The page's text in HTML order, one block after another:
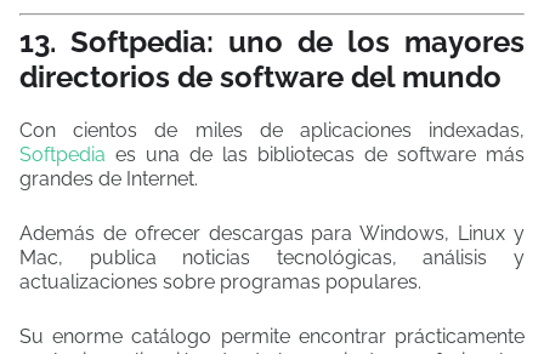
13. Softpedia: uno de los mayores
directorios de software del mundo
Con cientos de miles de aplicaciones indexadas,
Softpedia es una de las bibliotecas de software más
grandes de Internet.
Además de ofrecer descargas para Windows, Linux y
Mac, publica noticias tecnológicas, análisis y
actualizaciones sobre programas populares.
Su enorme catálogo permite encontrar prácticamente